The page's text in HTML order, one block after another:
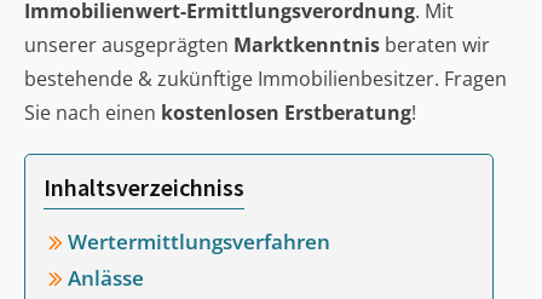
Immobilienwert-Ermittlungsverordnung. Mit
unserer ausgeprägten Marktkenntnis beraten wir
bestehende & zukünftige Immobilienbesitzer. Fragen
Sie nach einen kostenlosen Erstberatung!
Inhaltsverzeichniss
Wertermittlungsverfahren
Anlässe